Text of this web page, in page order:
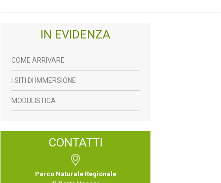
CONTATTI
Parco Naturale Regionale
IN EVIDENZA
COME ARRIVARE
I SITI DI IMMERSIONE
MODULISTICA